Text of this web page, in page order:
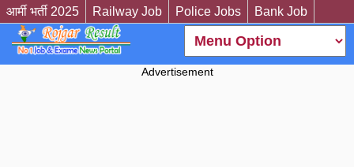
आर्मी भर्ती 2025 Railway Job Police Jobs Bank Job
Advertisement